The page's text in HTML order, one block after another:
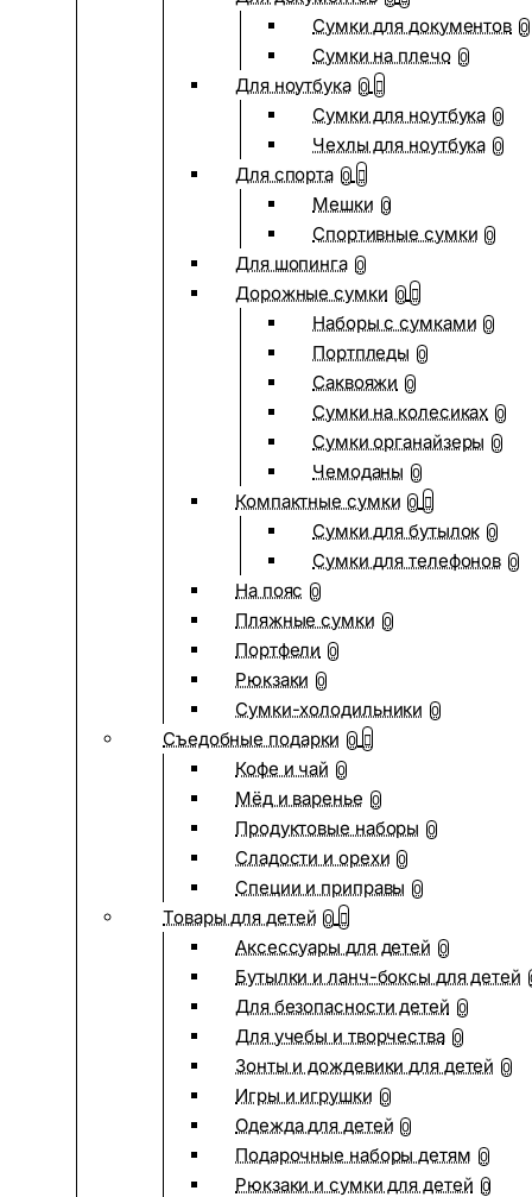
Сумки для документов 0
Сумки на плечо 0
Для ноутбука 0
Сумки для ноутбука 0
Чехлы для ноутбука 0
Для спорта 0
Мешки 0
Спортивные сумки 0
Для шопинга 0
Дорожные сумки 0
Наборы с сумками 0
Портпледы 0
Саквояжи 0
Сумки на колесиках 0
Сумки органайзеры 0
Чемоданы 0
Компактные сумки 0
Сумки для бутылок 0
Сумки для телефонов 0
На пояс 0
Пляжные сумки 0
Портфели 0
Рюкзаки 0
Сумки-холодильники 0
Съедобные подарки 0
Кофе и чай 0
Мёд и варенье 0
Продуктовые наборы 0
Сладости и орехи 0
Специи и приправы 0
Товары для детей 0
Аксессуары для детей 0
Бутылки и ланч-боксы для детей
Для безопасности детей 0
Для учебы и творчества 0
Зонты и дождевики для детей 0
Игры и игрушки 0
Одежда для детей 0
Подарочные наборы детям 0
Рюкзаки и сумки для детей 0